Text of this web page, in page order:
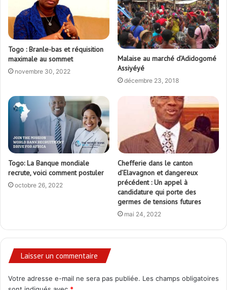
Togo : Branle-bas et réquisition
maximale au sommet
novembre 30, 2022
Malaise au marché d’Adidogomé
Assiyéyé
décembre 23, 2018
Togo: La Banque mondiale
recrute, voici comment postuler
octobre 26, 2022
Chefferie dans le canton
d’Elavagnon et dangereux
précédent : Un appel à
candidature qui porte des
germes de tensions futures
mai 24, 2022
Laisser un commentaire
Votre adresse e-mail ne sera pas publiée. Les champs obligatoires